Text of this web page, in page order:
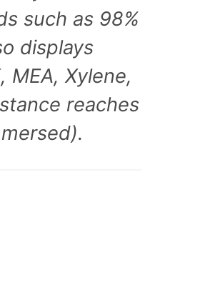
such as 98%
displays
MEA, Xylene,
reaches